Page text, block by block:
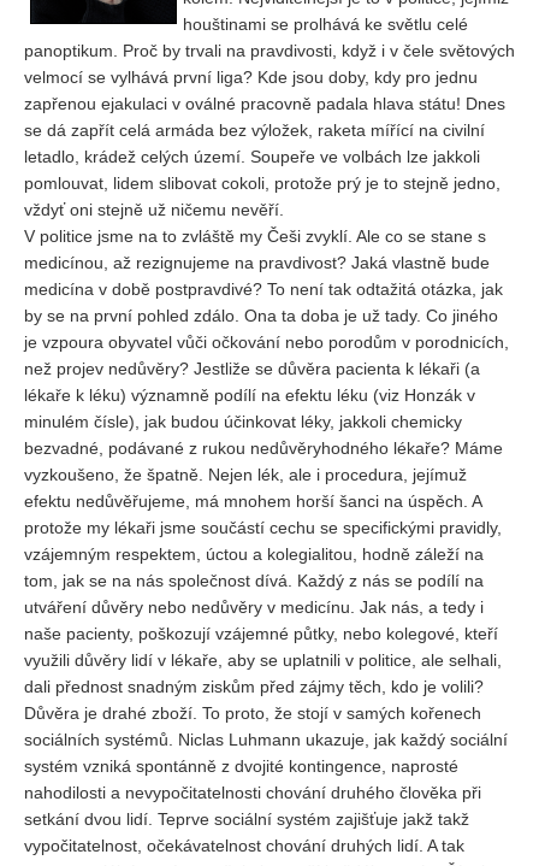
Vydání 3-4/ 2022
Vydání 3-4/ 2021
Vydání 2/ 2021
Vydání 1/ 2021
Vydání 3-4/ 2020
Vydání 1-2/ 2020
Vydání 3-4/ 2019
Vydání 1-2/ 2019
Vydání 4/2018
Vydání 2-3/2018
Vydání 1-2018
Vydání 4-2017
Vydání 3-2017
Vydání 1-2017
Vydání 4-2016
Archiv
EDITOŘI
BLOG
REDAKCE
Pokyny pro autory
houštinami se prolhává ke světlu celé
panoptikum. Proč by trvali na pravdivosti, když i v čele světových
velmocí se vylhává první liga? Kde jsou doby, kdy pro jednu
zapřenou ejakulaci v oválné pracovně padala hlava státu! Dnes
se dá zapřít celá armáda bez výložek, raketa mířící na civilní
letadlo, krádež celých území. Soupeře ve volbách lze jakkoli
pomlouvat, lidem slibovat cokoli, protože prý je to stejně jedno,
vždyť oni stejně už ničemu nevěří.
V politice jsme na to zvláště my Češi zvyklí. Ale co se stane s
medicínou, až rezignujeme na pravdivost? Jaká vlastně bude
medicína v době postpravdivé? To není tak odtažitá otázka, jak
by se na první pohled zdálo. Ona ta doba je už tady. Co jiného
je vzpoura obyvatel vůči očkování nebo porodům v porodnicích,
než projev nedůvěry? Jestliže se důvěra pacienta k lékaři (a
lékaře k léku) významně podílí na efektu léku (viz Honzák v
minulém čísle), jak budou účinkovat léky, jakkoli chemicky
bezvadné, podávané z rukou nedůvěryhodného lékaře? Máme
vyzkoušeno, že špatně. Nejen lék, ale i procedura, jejímuž
efektu nedůvěřujeme, má mnohem horší šanci na úspěch. A
protože my lékaři jsme součástí cechu se specifickými pravidly,
vzájemným respektem, úctou a kolegialitou, hodně záleží na
tom, jak se na nás společnost dívá. Každý z nás se podílí na
utváření důvěry nebo nedůvěry v medicínu. Jak nás, a tedy i
naše pacienty, poškozují vzájemné půtky, nebo kolegové, kteří
využili důvěry lidí v lékaře, aby se uplatnili v politice, ale selhali,
dali přednost snadným ziskům před zájmy těch, kdo je volili?
Důvěra je drahé zboží. To proto, že stojí v samých kořenech
sociálních systémů. Niclas Luhmann ukazuje, jak každý sociální
systém vzniká spontánně z dvojité kontingence, naprosté
nahodilosti a nevypočitatelnosti chování druhého člověka při
setkání dvou lidí. Teprve sociální systém zajišťuje jakž takž
vypočitatelnost, očekávatelnost chování druhých lidí. A tak